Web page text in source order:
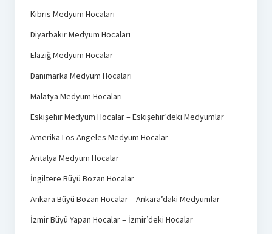
Kıbrıs Medyum Hocaları
Diyarbakır Medyum Hocaları
Elazığ Medyum Hocalar
Danimarka Medyum Hocaları
Malatya Medyum Hocaları
Eskişehir Medyum Hocalar – Eskişehir’deki Medyumlar
Amerika Los Angeles Medyum Hocalar
Antalya Medyum Hocalar
İngiltere Büyü Bozan Hocalar
Ankara Büyü Bozan Hocalar – Ankara’daki Medyumlar
İzmir Büyü Yapan Hocalar – İzmir’deki Hocalar